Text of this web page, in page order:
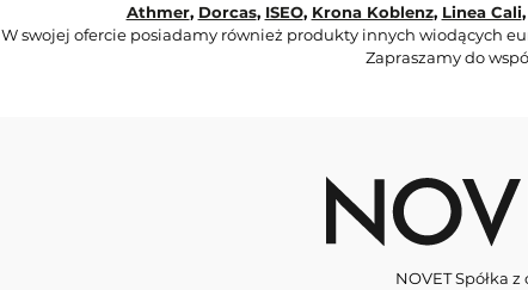
Athmer, Dorcas, ISEO, Krona Koblenz, Linea Cali,
W swojej ofercie posiadamy również produkty innych wiodących
Zapraszamy do
NOVET Spółka z